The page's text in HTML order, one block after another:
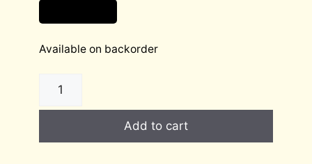
Available on backorder
stiklintos
Add to cart